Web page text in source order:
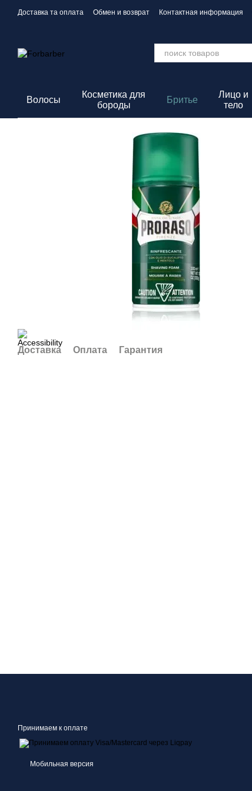
Перейти к основному контенту
Доставка та оплата Обмен и возврат Контактная информация
Волосы
Косметика для
бороды
Бритье
Лицо и
тело
Доставка Оплата Гарантия
Принимаем к оплате
Мобильная версия